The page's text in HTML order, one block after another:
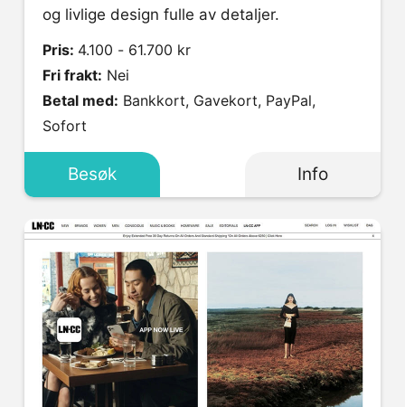
og livlige design fulle av detaljer.
Pris: 4.100 - 61.700 kr
Fri frakt: Nei
Betal med:
Sofort
Besøk Info